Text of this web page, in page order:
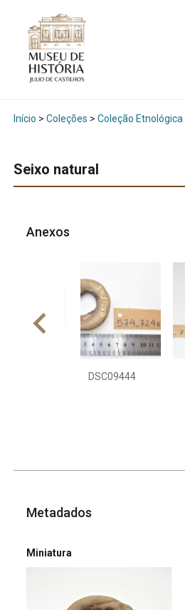
Início > Coleções > Coleção Etnológica
Seixo natural
Anexos
DSC09444
Metadados
Miniatura